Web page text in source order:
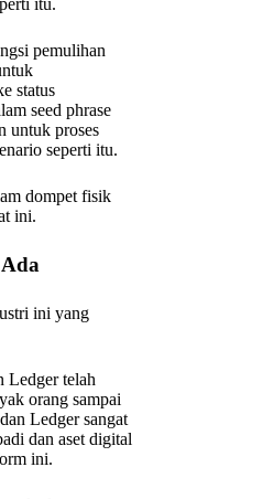
itu.
pemulihan
status
seed phrase
untuk proses
seperti itu.
dompet fisik
ini.
ini yang
Ledger telah
orang sampai
Ledger sangat
dan aset digital
ini.